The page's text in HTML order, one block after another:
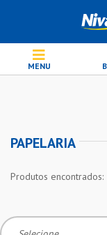
PAPELARIA
Produtos encontrados: